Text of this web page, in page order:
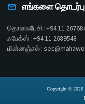
எங்களை
தொலைபேசி : +94 11
ஃபேக்ஸ் : +94 11 2689548
மின்னஞ்சல் :
Copyright © 2026